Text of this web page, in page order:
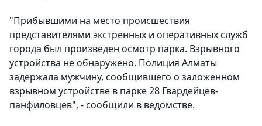
"Прибывшими на место происшествия
представителями экстренных и оперативных служб
города был произведен осмотр парка. Взрывного
устройства не обнаружено. Полиция Алматы
задержала мужчину, сообщившего о заложенном
взрывном устройстве в парке 28 Гвардейцев-
панфиловцев", - сообщили в ведомстве.